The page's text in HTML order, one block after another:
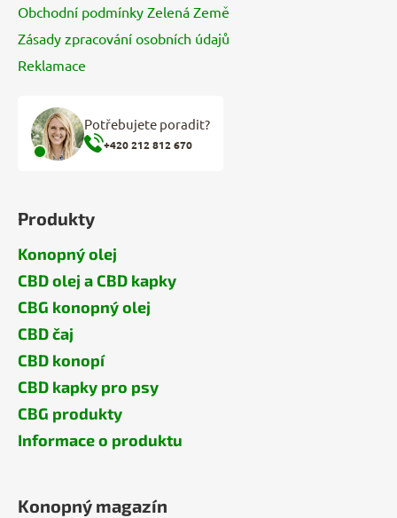
Obchodní podmínky Zelená Země
Zásady zpracování osobních údajů
Reklamace
Potřebujete poradit?
+420 212 812 670
Produkty
Konopný olej
CBD olej a CBD kapky
CBG konopný olej
CBD čaj
CBD konopí
CBD kapky pro psy
CBG produkty
Informace o produktu
Konopný magazín